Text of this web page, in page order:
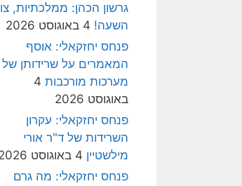
גרשון הכהן: ממלכתיות, צו
השעה! 4 באוגוסט 2026
פנחס יחזקאלי: אוסף
המאמרים על שרידותן של
מערכות מורכבות 4
באוגוסט 2026
פנחס יחזקאלי: עקרון
השרידות של ד"ר אורי
מילשטיין 4 באוגוסט 2026
פנחס יחזקאלי: מה גרם